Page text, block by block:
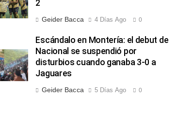
2
Geider Bacca 4 Días Ago 0
Escándalo en Montería: el debut de
Nacional se suspendió por
disturbios cuando ganaba 3-0 a
Jaguares
Geider Bacca 5 Días Ago 0